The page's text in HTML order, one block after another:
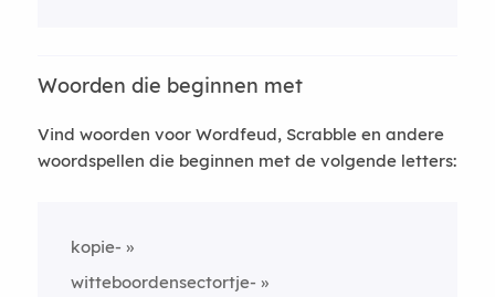
Woorden die beginnen met
Vind woorden voor Wordfeud, Scrabble en andere
woordspellen die beginnen met de volgende letters:
kopie-
witteboordensectortje-